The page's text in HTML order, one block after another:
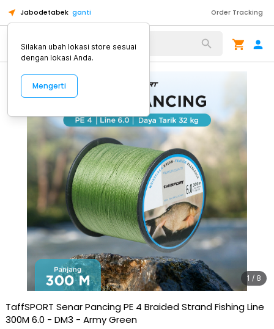
Jabodetabek ganti Order Tracking
Alat Kopi
1 / 8
TaffSPORT Senar Pancing PE 4 Braided Strand Fishing Line
300M 6.0 - DM3 - Army Green
Silakan ubah lokasi store sesuai
dengan lokasi Anda.
Mengerti